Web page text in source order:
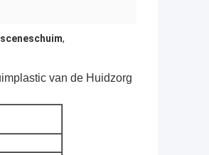
,
van de Huidzorg